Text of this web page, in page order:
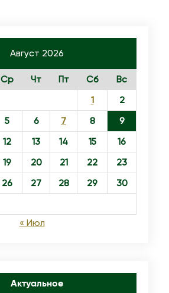
Август 2026
Ср Чт Пт Сб
Вс
1
2
5 6 7 8
9
12 13 14 15
16
19 20 21 22
23
26 27 28 29
30
« Июл
Актуальное